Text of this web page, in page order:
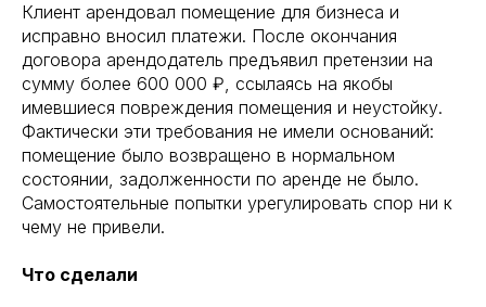
Клиент арендовал помещение для бизнеса и
исправно вносил платежи. После окончания
договора арендодатель предъявил претензии на
сумму более 600 000 ₽, ссылаясь на якобы
имевшиеся повреждения помещения и неустойку.
Фактически эти требования не имели оснований:
помещение было возвращено в нормальном
состоянии, задолженности по аренде не было.
Самостоятельные попытки урегулировать спор ни к
чему не привели.
Что сделали